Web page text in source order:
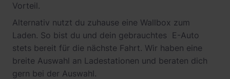
Vorteil.
Alternativ nutzt du zuhause eine Wallbox zum
Laden. So bist du und dein gebrauchtes E-Auto
stets bereit für die nächste Fahrt. Wir haben eine
breite Auswahl an Ladestationen und beraten dich
gern bei der Auswahl.